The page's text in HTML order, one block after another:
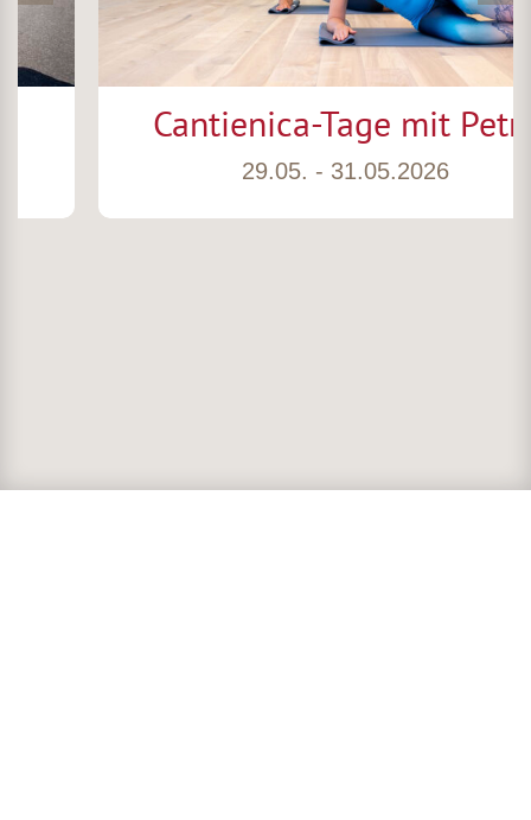
Cantienica-Tage mit Petra
29.05. - 31.05.2026